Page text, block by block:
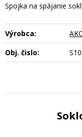
Spojka na spájanie
Výrobca:
Obj. čislo: